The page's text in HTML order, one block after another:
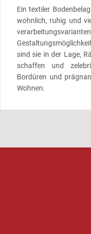
Ein textiler
wohnlich, ruhig und
sind sie in der Lage,
schaffen und
Bordüren und
Wohnen.